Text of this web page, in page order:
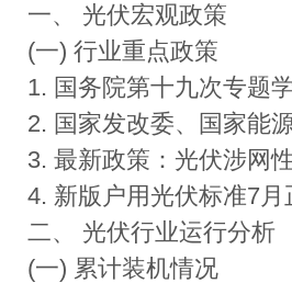
一、 光伏宏观政策
(一) 行业重点政策
1. 国务院第十九次专题
2. 国家发改委、国家能
3. 最新政策：光伏涉网
4. 新版户用光伏标准7月
二、 光伏行业运行分析
(一) 累计装机情况